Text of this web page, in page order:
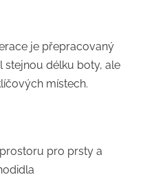
je přepracovaný
stejnou délku boty, ale
místech.
pro prsty a